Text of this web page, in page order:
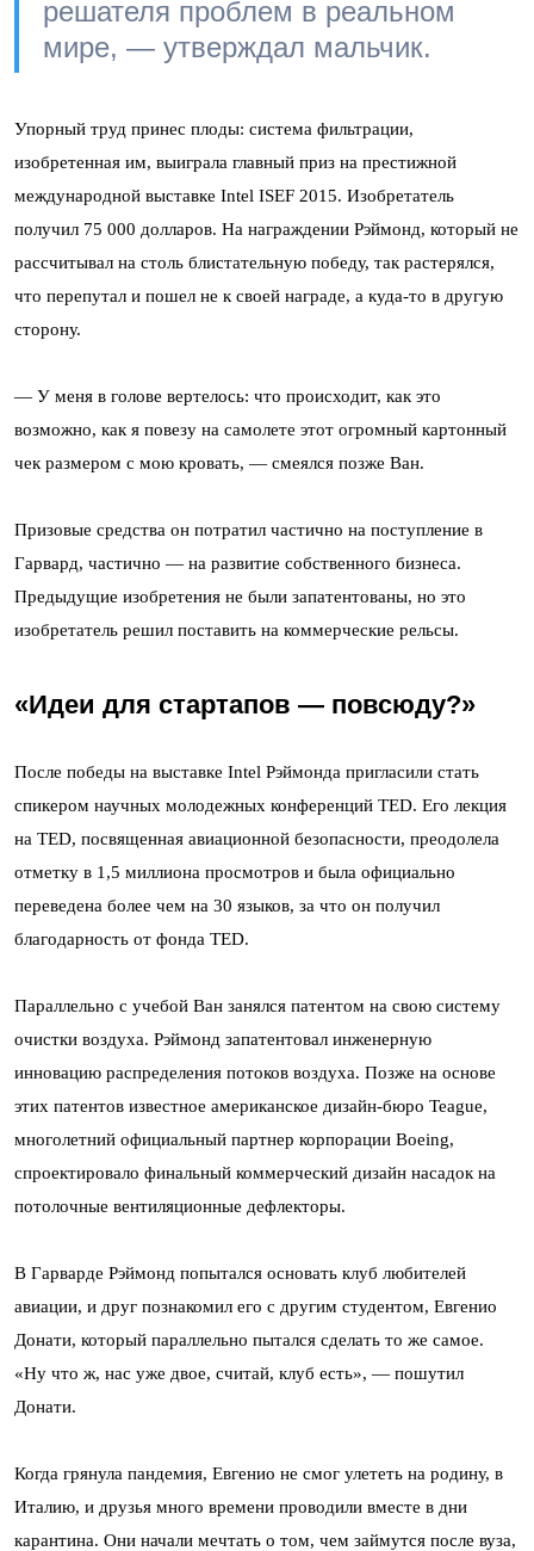
решателя проблем в реальном
мире, — утверждал мальчик.
Упорный труд принес плоды: система фильтрации,
изобретенная им, выиграла главный приз на престижной
международной выставке Intel ISEF 2015. Изобретатель
получил 75 000 долларов. На награждении Рэймонд, который не
рассчитывал на столь блистательную победу, так растерялся,
что перепутал и пошел не к своей награде, а куда-то в другую
сторону.
— У меня в голове вертелось: что происходит, как это
возможно, как я повезу на самолете этот огромный картонный
чек размером с мою кровать, — смеялся позже Ван.
Призовые средства он потратил частично на поступление в
Гарвард, частично — на развитие собственного бизнеса.
Предыдущие изобретения не были запатентованы, но это
изобретатель решил поставить на коммерческие рельсы.
«Идеи для стартапов — повсюду?»
После победы на выставке Intel Рэймонда пригласили стать
спикером научных молодежных конференций TED. Его лекция
на TED, посвященная авиационной безопасности, преодолела
отметку в 1,5 миллиона просмотров и была официально
переведена более чем на 30 языков, за что он получил
благодарность от фонда TED.
Параллельно с учебой Ван занялся патентом на свою систему
очистки воздуха. Рэймонд запатентовал инженерную
инновацию распределения потоков воздуха. Позже на основе
этих патентов известное американское дизайн-бюро Teague,
многолетний официальный партнер корпорации Boeing,
спроектировало финальный коммерческий дизайн насадок на
потолочные вентиляционные дефлекторы.
В Гарварде Рэймонд попытался основать клуб любителей
авиации, и друг познакомил его с другим студентом, Евгенио
Донати, который параллельно пытался сделать то же самое.
«Ну что ж, нас уже двое, считай, клуб есть», — пошутил
Донати.
Когда грянула пандемия, Евгенио не смог улететь на родину, в
Италию, и друзья много времени проводили вместе в дни
карантина. Они начали мечтать о том, чем займутся после вуза,